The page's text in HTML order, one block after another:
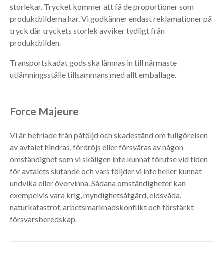
storlekar. Trycket kommer att få de proportioner som
produktbilderna har. Vi godkänner endast reklamationer på
tryck där tryckets storlek avviker tydligt från
produktbilden.
Transportskadat gods ska lämnas in till närmaste
utlämningsställe tillsammans med allt emballage.
Force Majeure
Vi är befriade från påföljd och skadestånd om fullgörelsen
av avtalet hindras, fördröjs eller försvåras av någon
omständighet som vi skäligen inte kunnat förutse vid tiden
för avtalets slutande och vars följder vi inte heller kunnat
undvika eller övervinna. Sådana omständigheter kan
exempelvis vara krig, myndighetsåtgärd, eldsvåda,
naturkatastrof, arbetsmarknadskonflikt och förstärkt
försvarsberedskap.